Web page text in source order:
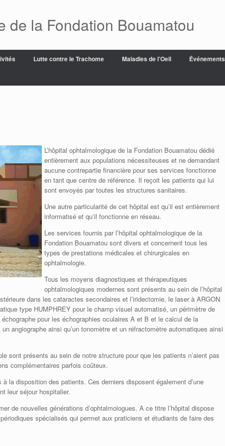
de la Fondation Bouamatou
Lutte contre le Trachome Maladies de l’Oeil Événements
L’hôpital ophtalmologique de la Fondation Bouamatou dédié
entièrement aux populations nécessiteuses et ne demandant
aucune contrepartie financière pour ses services fonctionne
en tant que centre de référence. Il reçoit les patients qui lui
sont envoyés par toutes les structures sanitaires.
Une autre particularité de cet hôpital est qu’il est entièrement
informatisé et qu’il fonctionne en réseau.
Les services fournis par l’hôpital ophtalmologique de la
Fondation Bouamatou sont divers et concernent tous les
types de prestations médicales et chirurgicales en
ophtalmologie.
Tous les moyens diagnostiques et thérapeutiques
ophtalmologiques modernes sont présents au sein de l’hôpital
dans les cataractes secondaires et l’iridectomie, le laser à ARGON
type HUMPHREY pour le champ visuel automatisé, un périmètre de
pour les échographies oculaires A et B et le calcul de la
angiographe ainsi qu’un tonomètre et un réfractomètre automatiques ainsi
sont présents au sein de notre structure pour que les patients n’aient pas
complémentaires parfois coûteux.
la disposition des patients. Ces derniers disposent également d’une
leur séjour hospitalier.
de nouvelles générations d’ophtalmologues. A ce titre l’hôpital dispose
spécialisés qui permet aux praticiens et étudiants de faire des